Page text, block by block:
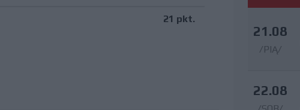
21 pkt.
21.08
/PIĄ/
22.08